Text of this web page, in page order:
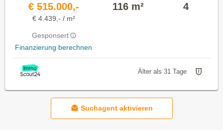
€ 515.000,-
€ 4.439,- / m²
Gesponsert
Finanzierung berechnen
116 m² 4
Älter als 31 Tage
Suchagent aktivieren